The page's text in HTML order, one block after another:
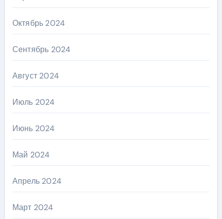
Октябрь 2024
Сентябрь 2024
Август 2024
Июль 2024
Июнь 2024
Май 2024
Апрель 2024
Март 2024